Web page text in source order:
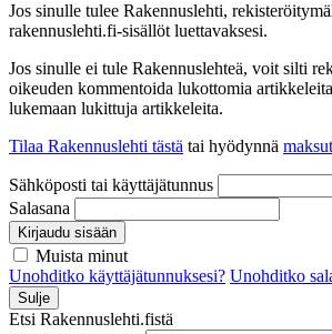
Jos sinulle tulee Rakennuslehti,
rakennuslehti.fi-sisällöt luettavaksesi.
Jos sinulle ei tule Rakennuslehteä, voit silti
oikeuden kommentoida lukottomia
lukemaan lukittuja artikkeleita.
Tilaa Rakennuslehti tästä tai hyödynnä
Sähköposti tai käyttäjätunnus
Salasana
Kirjaudu sisään
Muista minut
Unohditko käyttäjätunnuksesi? Unohditko
Sulje
Etsi Rakennuslehti.fistä